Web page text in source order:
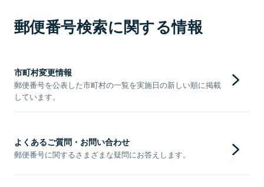
郵便番号検索に関する情報
市町村変更情報
郵便番号を公表した市町村の一覧を実施日の新しい順に掲載
しています。
よくあるご質問・お問い合わせ
郵便番号に関するさまざまな疑問にお答えします。